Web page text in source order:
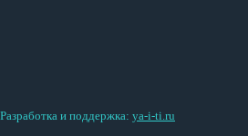
Разработка и поддержка: ya-i-ti.ru